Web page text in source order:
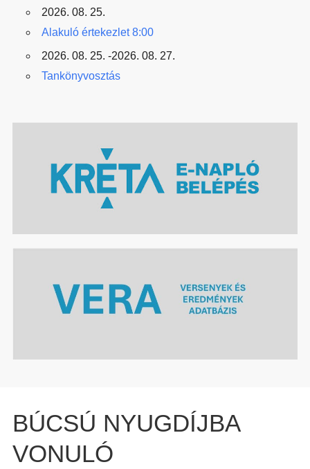
2026. 08. 25.
Alakuló értekezlet 8:00
2026. 08. 25. -2026. 08. 27.
Tankönyvosztás
BÚCSÚ NYUGDÍJBA
VONULÓ